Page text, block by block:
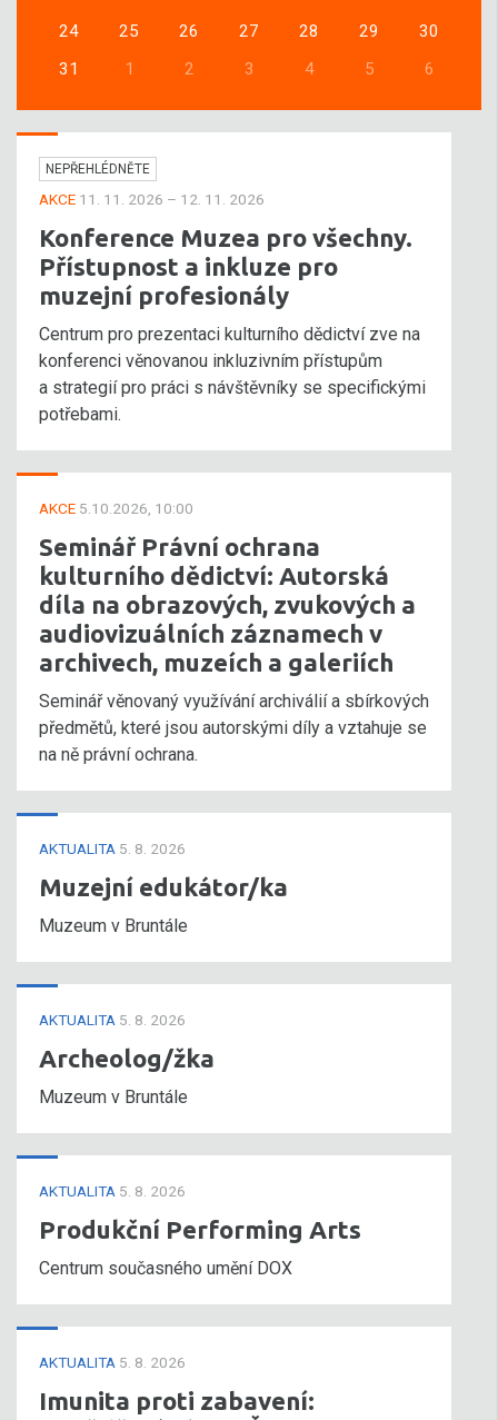
NEPŘEHLÉDNĚTE
AKCE 11. 11. 2026 – 12. 11. 2026
Konference Muzea pro všechny.
Přístupnost a inkluze pro
muzejní profesionály
Centrum pro prezentaci kulturního dědictví zve na
konferenci věnovanou inkluzivním přístupům
a strategií pro práci s návštěvníky se specifickými
potřebami.
AKCE 5.10.2026, 10:00
Seminář Právní ochrana
kulturního dědictví: Autorská
díla na obrazových, zvukových a
audiovizuálních záznamech v
archivech, muzeích a galeriích
Seminář věnovaný využívání archiválií a sbírkových
předmětů, které jsou autorskými díly a vztahuje se
na ně právní ochrana.
AKTUALITA 5. 8. 2026
Muzejní edukátor/ka
Muzeum v Bruntále
AKTUALITA 5. 8. 2026
Archeolog/žka
Muzeum v Bruntále
AKTUALITA 5. 8. 2026
Produkční Performing Arts
Centrum současného umění DOX
AKTUALITA 5. 8. 2026
Imunita proti zabavení:
24
25 26 27 28 29
30
31
1 2 3 4 5 6